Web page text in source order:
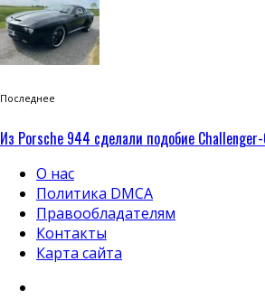
Последнее
Из Porsche 944 сделали подобие Challenger-
О нас
Политика DMCA
Правообладателям
Контакты
Карта сайта